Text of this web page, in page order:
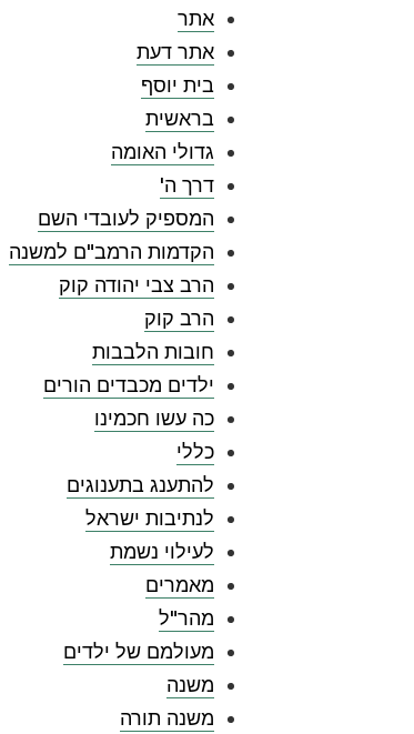
אתר
אתר דעת
בית יוסף
בראשית
גדולי האומה
דרך ה'
המספיק לעובדי השם
הקדמות הרמב"ם למשנה
הרב צבי יהודה קוק
הרב קוק
חובות הלבבות
ילדים מכבדים הורים
כה עשו חכמינו
כללי
להתענג בתענוגים
לנתיבות ישראל
לעילוי נשמת
מאמרים
מהר"ל
מעולמם של ילדים
משנה
משנה תורה